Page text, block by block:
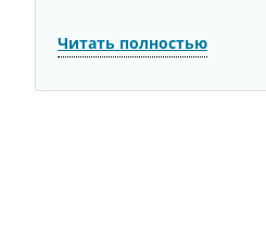
Читать полностью